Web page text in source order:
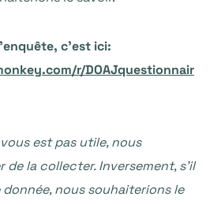
c’est ici:
r/DOAJquestionnair
est pas utile, nous
la collecter. Inversement, s’il
nous souhaiterions le